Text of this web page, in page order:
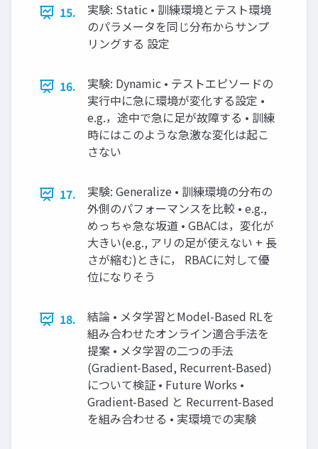
15.
実験: Static • 訓練環境とテスト環境
のパラメータを同じ分布からサンプ
リングする 設定
16.
実験: Dynamic • テストエピソードの
実行中に急に環境が変化する設定 •
e.g.，途中で急に足が故障する • 訓練
時にはこのような急激な変化は起こ
さない
17.
実験: Generalize • 訓練環境の分布の
外側のパフォーマンスを比較 • e.g.,
めっちゃ急な坂道 • GBACは，変化が
大きい(e.g., アリの足が使えない + 長
さが縮む)ときに， RBACに対して優
位になりそう
18.
結論 • メタ学習とModel-Based RLを
組み合わせたオンライン適合手法を
提案 • メタ学習の二つの手法
(Gradient-Based, Recurrent-Based)
について検証 • Future Works •
Gradient-Based と Recurrent-Based
を組み合わせる • 実環境での実験